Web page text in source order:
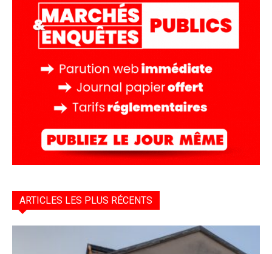
ARTICLES LES PLUS RÉCENTS